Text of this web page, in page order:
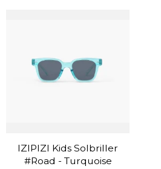
IZIPIZI Kids Solbriller
#Road - Turquoise